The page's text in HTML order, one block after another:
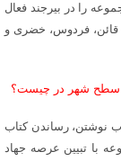
را در بیرجند فعال
قائن، فردوس، خضری و
سطح شهر در چیست؟
نوشتن، رساندن کتاب
با تبیین عرصه جهاد